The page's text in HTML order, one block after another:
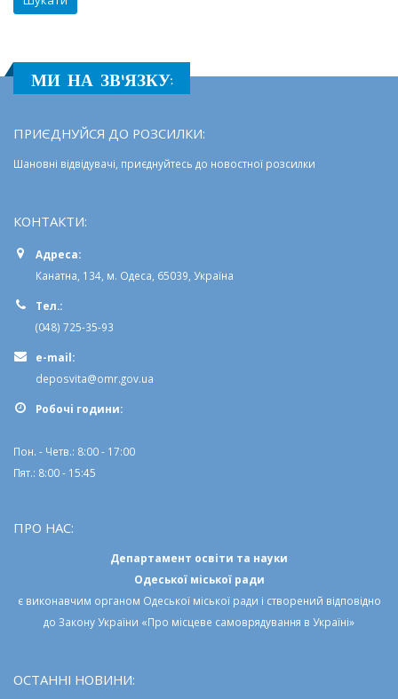
МИ НА ЗВ'ЯЗКУ:
ПРИЄДНУЙСЯ ДО РОЗСИЛКИ:
Шановні відвідувачі, приєднуйтесь до новостної розсилки
КОНТАКТИ:
Адреса:
Канатна, 134, м. Одеса, 65039, Україна
Тел.:
(048) 725-35-93
e-mail:
deposvita@omr.gov.ua
Робочi години:
Пон. - Четв.: 8:00 - 17:00
Пят.: 8:00 - 15:45
ПРО НАС:
Департамент освіти та науки
Одеської міської ради
є виконавчим органом Одеської міської ради і створений відповідно
до Закону України «Про місцеве самоврядування в Україні»
ОСТАННІ НОВИНИ: